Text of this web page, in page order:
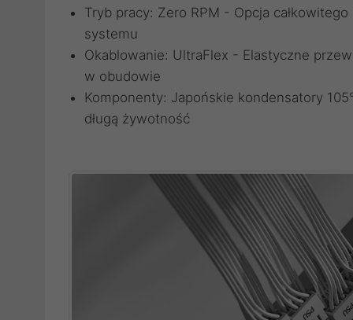
Tryb pracy: Zero RPM - Opcja
systemu
Okablowanie: UltraFlex - Elastyczne
w obudowie
Komponenty: Japońskie kondensatory
długą żywotność